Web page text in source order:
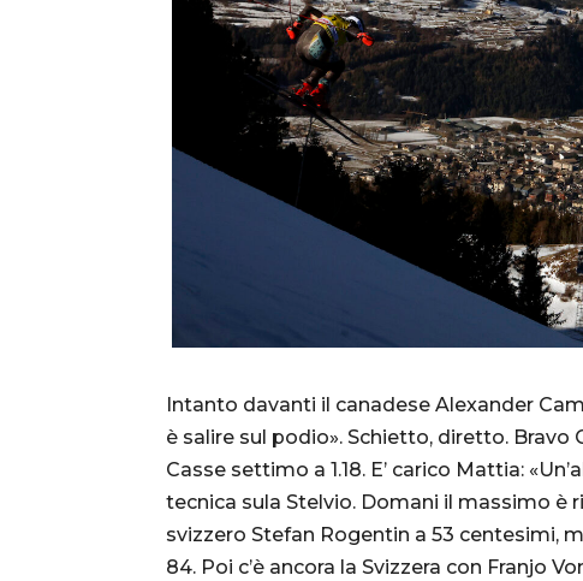
Intanto davanti il canadese Alexander
è salire sul podio». Schietto, diretto.
Casse settimo a 1.18. E’ carico Mattia:
tecnica sula Stelvio. Domani il massimo è
svizzero Stefan Rogentin a 53 centesimi,
84. Poi c’è ancora la Svizzera con Franjo